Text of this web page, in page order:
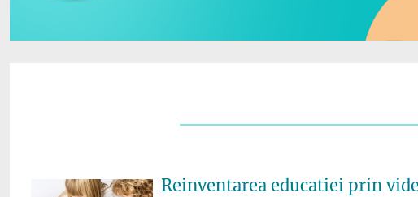
Reinventarea educatiei prin